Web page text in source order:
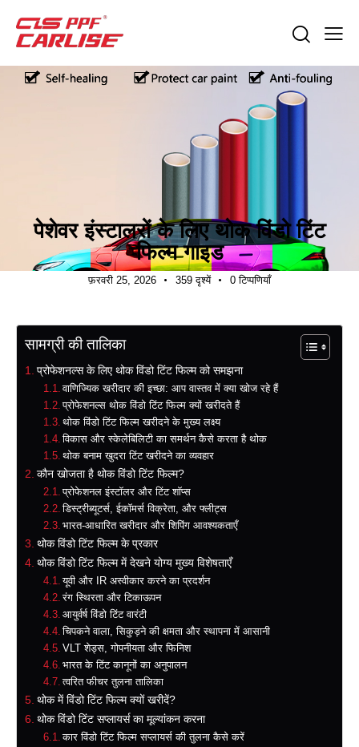
पेशेवर इंस्टालरों के लिए थोक विंडो टिंट
फिल्म गाइड
फ़रवरी 25, 2026 359 दृश्यें 0 टिप्पणियाँ
सामग्री की तालिका
प्रोफेशनल्स के लिए थोक विंडो टिंट फिल्म को समझना
वाणिज्यिक खरीदार की इच्छा: आप वास्तव में क्या खोज रहे हैं
प्रोफेशनल्स थोक विंडो टिंट फिल्म क्यों खरीदते हैं
थोक विंडो टिंट फिल्म खरीदने के मुख्य लक्ष्य
विकास और स्केलेबिलिटी का समर्थन कैसे करता है थोक
थोक बनाम खुदरा टिंट खरीदने का व्यवहार
कौन खोजता है थोक विंडो टिंट फिल्म?
प्रोफेशनल इंस्टॉलर और टिंट शॉप्स
डिस्ट्रीब्यूटर्स, ईकॉमर्स विक्रेता, और फ्लीट्स
भारत-आधारित खरीदार और शिपिंग आवश्यकताएँ
थोक विंडो टिंट फिल्म के प्रकार
थोक विंडो टिंट फिल्म में देखने योग्य मुख्य विशेषताएँ
यूवी और IR अस्वीकार करने का प्रदर्शन
रंग स्थिरता और टिकाऊपन
आयुर्वर्ष विंडो टिंट वारंटी
चिपकने वाला, सिकुड़ने की क्षमता और स्थापना में आसानी
VLT शेड्स, गोपनीयता और फिनिश
भारत के टिंट कानूनों का अनुपालन
त्वरित फीचर तुलना तालिका
थोक में विंडो टिंट फिल्म क्यों खरीदें?
थोक विंडो टिंट सप्लायर्स का मूल्यांकन करना
कार विंडो टिंट फिल्म सप्लायर्स की तुलना कैसे करें